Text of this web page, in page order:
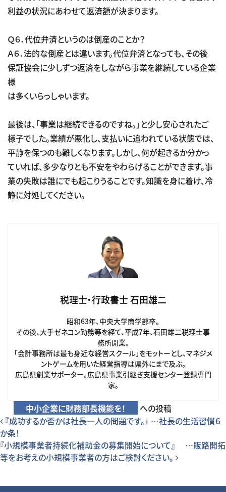
利益の状況にあわせて返済額が決まります。
Ｑ６．代位弁済というのは倒産のことか？
Ａ６．法的な倒産とは違います。代位弁済となっても、その後
保証協会に少しずつ返済をしながら事業を継続している企業
様
は多くいらっしゃいます。
最後は、「事業は継続できるのですね。」と少し安心されたご
様子でした。業績が悪化し、支払いに追われている状態では、
平静を保つのも難しくなります。しかし、何が起きるか分かっ
ていれば、多少なりとも不安をやわらげることができます。事
業の失敗は誰にでも起こりうることです。知識を身に着け、冷
静に対処してください。
税理士・行政書士 石田雄二
昭和63年、中央大学商学部卒。
その後、大手ゼネコン勤務等を経て、平成7年、石田雄二税理士事
務所開業。
「会計事務所は最も身近な経営スクール」をモットーとし、マネジメ
ントゲームを用いた経営指導は県外にまで及ぶ。
広島県創業サポーター。広島県事業引継ぎ支援センター登録専門
家。
中小企業に財務部長機能を！ への投稿
投稿ナビゲーション
『成功するか否かは社長一人の問題です。』 …社長の生活習慣６
か条！
『小規模事業者持続化補助金の募集開始について』 …販路開拓
等をお考えの小規模事業者の方はご検討ください。